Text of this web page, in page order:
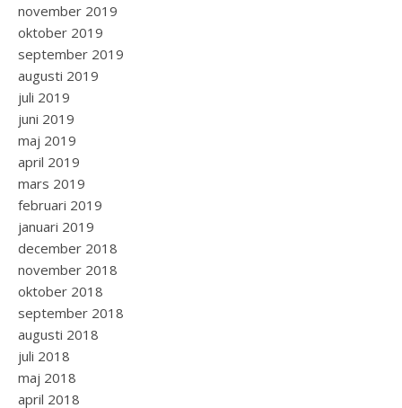
november 2019
oktober 2019
september 2019
augusti 2019
juli 2019
juni 2019
maj 2019
april 2019
mars 2019
februari 2019
januari 2019
december 2018
november 2018
oktober 2018
september 2018
augusti 2018
juli 2018
maj 2018
april 2018